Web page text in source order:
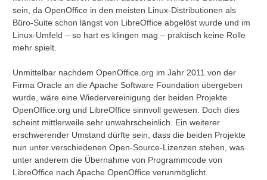
sein, da OpenOffice in den meisten Linux-Distributionen als
Büro-Suite schon längst von LibreOffice abgelöst wurde und im
Linux-Umfeld – so hart es klingen mag – praktisch keine Rolle
mehr spielt.
Unmittelbar nachdem OpenOffice.org im Jahr 2011 von der
Firma Oracle an die Apache Software Foundation übergeben
wurde, wäre eine Wiedervereinigung der beiden Projekte
OpenOffice.org und LibreOffice sinnvoll gewesen. Doch dies
scheint mittlerweile sehr unwahrscheinlich. Ein weiterer
erschwerender Umstand dürfte sein, dass die beiden Projekte
nun unter verschiedenen Open-Source-Lizenzen stehen, was
unter anderem die Übernahme von Programmcode von
LibreOffice nach Apache OpenOffice verunmöglicht.